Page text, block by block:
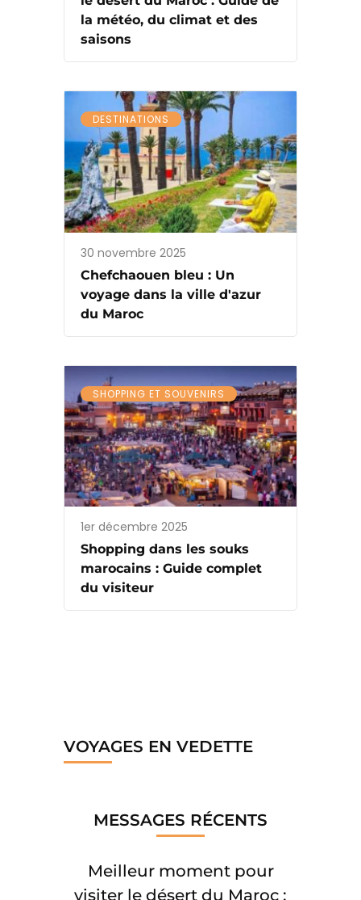
la météo, du climat et des
saisons
DESTINATIONS
30 novembre 2025
Chefchaouen bleu : Un
voyage dans la ville d'azur
du Maroc
SHOPPING ET SOUVENIRS
1er décembre 2025
Shopping dans les souks
marocains : Guide complet
du visiteur
VOYAGES EN VEDETTE
MESSAGES RÉCENTS
Meilleur moment pour
visiter le désert du Maroc :